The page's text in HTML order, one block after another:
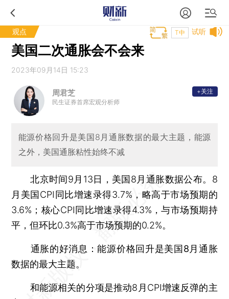
观点 试听
T中
美国二次通胀会不会来
2023年09月14日 15:23
周君芝
民生证券首席宏观分析师
+关注
能源价格回升是美国8月通胀数据的最大主题，能源
之外，美国通胀粘性始终不减
北京时间9月13日，美国8月通胀数据公布。8
月美国CPI同比增速录得3.7%，略高于市场预期的
3.6%；核心CPI同比增速录得4.3%，与市场预期持
平，但环比0.3%高于市场预期的0.2%。
通胀的好消息：能源价格回升是美国8月通胀
数据的最大主题。
和能源相关的分项是推动8月CPI增速反弹的主